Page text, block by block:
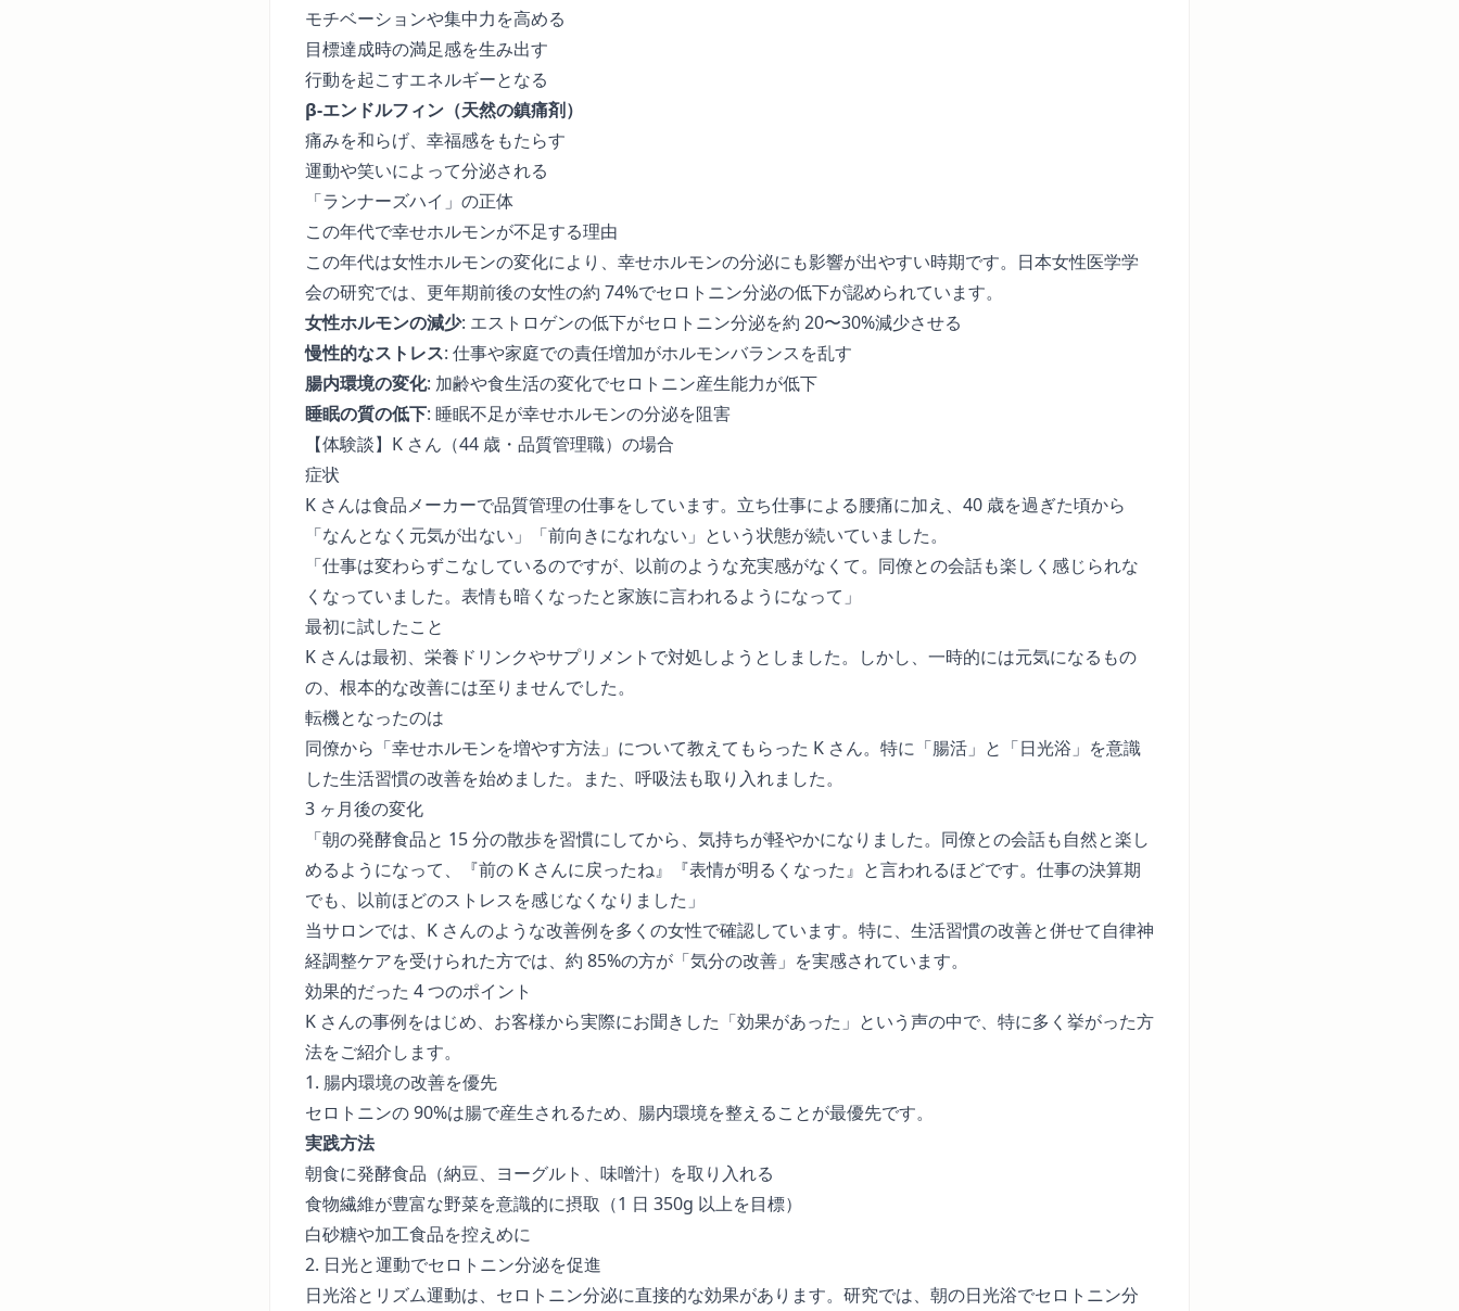
モチベーションや集中力を高める
目標達成時の満足感を生み出す
行動を起こすエネルギーとなる
β-エンドルフィン（天然の鎮痛剤）
痛みを和らげ、幸福感をもたらす
運動や笑いによって分泌される
「ランナーズハイ」の正体
この年代で幸せホルモンが不足する理由
この年代は女性ホルモンの変化により、幸せホルモンの分泌にも影響が出やすい時期です。日本女性医学学
会の研究では、更年期前後の女性の約 74%でセロトニン分泌の低下が認められています。
女性ホルモンの減少: エストロゲンの低下がセロトニン分泌を約 20〜30%減少させる
慢性的なストレス: 仕事や家庭での責任増加がホルモンバランスを乱す
腸内環境の変化: 加齢や食生活の変化でセロトニン産生能力が低下
睡眠の質の低下: 睡眠不足が幸せホルモンの分泌を阻害
【体験談】K さん（44 歳・品質管理職）の場合
症状
K さんは食品メーカーで品質管理の仕事をしています。立ち仕事による腰痛に加え、40 歳を過ぎた頃から
「なんとなく元気が出ない」「前向きになれない」という状態が続いていました。
「仕事は変わらずこなしているのですが、以前のような充実感がなくて。同僚との会話も楽しく感じられな
くなっていました。表情も暗くなったと家族に言われるようになって」
最初に試したこと
K さんは最初、栄養ドリンクやサプリメントで対処しようとしました。しかし、一時的には元気になるもの
の、根本的な改善には至りませんでした。
転機となったのは
同僚から「幸せホルモンを増やす方法」について教えてもらった K さん。特に「腸活」と「日光浴」を意識
した生活習慣の改善を始めました。また、呼吸法も取り入れました。
3 ヶ月後の変化
「朝の発酵食品と 15 分の散歩を習慣にしてから、気持ちが軽やかになりました。同僚との会話も自然と楽し
めるようになって、『前の K さんに戻ったね』『表情が明るくなった』と言われるほどです。仕事の決算期
でも、以前ほどのストレスを感じなくなりました」
当サロンでは、K さんのような改善例を多くの女性で確認しています。特に、生活習慣の改善と併せて自律神
経調整ケアを受けられた方では、約 85%の方が「気分の改善」を実感されています。
効果的だった 4 つのポイント
K さんの事例をはじめ、お客様から実際にお聞きした「効果があった」という声の中で、特に多く挙がった方
法をご紹介します。
1. 腸内環境の改善を優先
セロトニンの 90%は腸で産生されるため、腸内環境を整えることが最優先です。
実践方法
朝食に発酵食品（納豆、ヨーグルト、味噌汁）を取り入れる
食物繊維が豊富な野菜を意識的に摂取（1 日 350g 以上を目標）
白砂糖や加工食品を控えめに
2. 日光と運動でセロトニン分泌を促進
日光浴とリズム運動は、セロトニン分泌に直接的な効果があります。研究では、朝の日光浴でセロトニン分